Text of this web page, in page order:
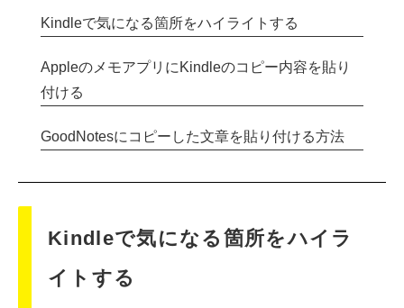
Kindleで気になる箇所をハイライトする
AppleのメモアプリにKindleのコピー内容を貼り
付ける
GoodNotesにコピーした文章を貼り付ける方法
Kindleで気になる箇所をハイラ
イトする